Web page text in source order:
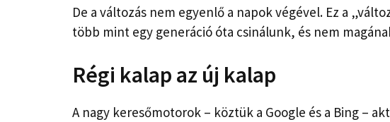
De a változás nem egyenlő a napok végével. Ez a
több mint egy generáció óta csinálunk, és nem
Régi kalap az új kalap
A nagy keresőmotorok – köztük a Google és a Bing –